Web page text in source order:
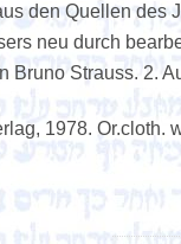
den Quellen des
neu durch
Bruno Strauss. 2.
1978. Or.cloth.